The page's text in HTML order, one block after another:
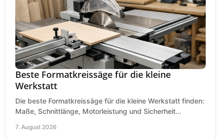
Beste Formatkreissäge für die kleine
Werkstatt
Die beste Formatkreissäge für die kleine Werkstatt finden:
Maße, Schnittlänge, Motorleistung und Sicherheit
7. August 2026